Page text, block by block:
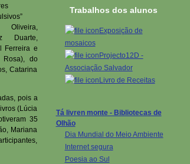
Oliveira,
Duarte,
Ferreira e
Rosa), do
Catarina
pois a
(Lúcia
35
Mariana
Trabalhos dos alunos
Exposição de
mosaicos
Projecto12D -
Associação Salvador
Livro de Receitas
Tá livren monte - Bibliotecas de
Olhão
Dia Mundial do Meio Ambiente
Internet segura
Poesia ao Sul